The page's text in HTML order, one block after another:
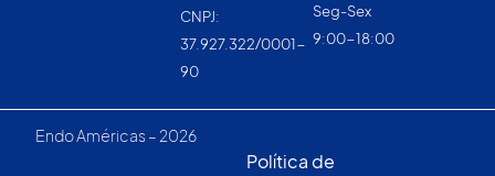
CNPJ:
37.927.322/0001-
90
Seg-Sex
9:00-18:00
Endo Américas – 2026
Política de